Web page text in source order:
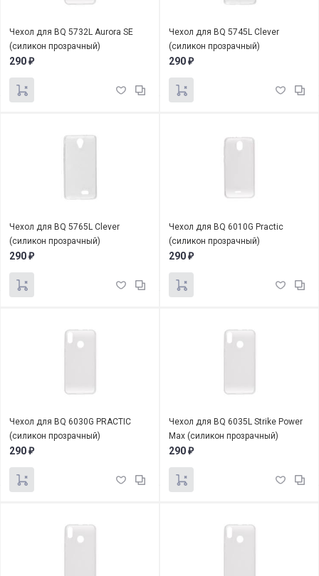
Чехол для BQ 5732L Aurora SE
(силикон прозрачный)
290 ₽
Чехол для BQ 5745L Clever
(силикон прозрачный)
290 ₽
Чехол для BQ 5765L Clever
(силикон прозрачный)
290 ₽
Чехол для BQ 6010G Practic
(силикон прозрачный)
290 ₽
Чехол для BQ 6030G PRACTIC
(силикон прозрачный)
290 ₽
Чехол для BQ 6035L Strike Power
Max (силикон прозрачный)
290 ₽